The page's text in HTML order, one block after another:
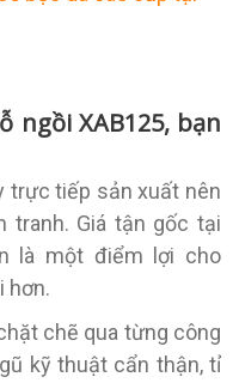
ngồi XAB125, bạn
trực tiếp sản xuất nên
tranh. Giá tận gốc tại
là một điểm lợi cho
hơn.
chẽ qua từng công
kỹ thuật cẩn thận, tỉ